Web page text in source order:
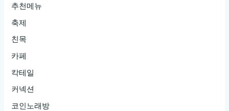
추천메뉴
축제
친목
카페
칵테일
커넥션
코인노래방